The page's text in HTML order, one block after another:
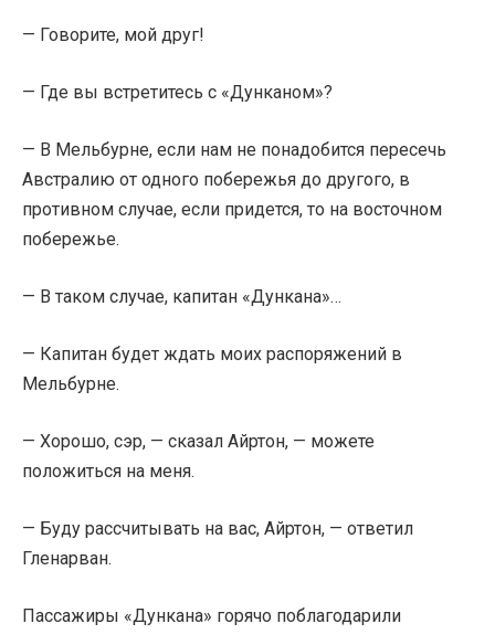
— Говорите, мой друг!
— Где вы встретитесь с «Дунканом»?
— В Мельбурне, если нам не понадобится пересечь
Австралию от одного побережья до другого, в
противном случае, если придется, то на восточном
побережье.
— В таком случае, капитан «Дункана»…
— Капитан будет ждать моих распоряжений в
Мельбурне.
— Хорошо, сэр, — сказал Айртон, — можете
положиться на меня.
— Буду рассчитывать на вас, Айртон, — ответил
Гленарван.
Пассажиры «Дункана» горячо поблагодарили